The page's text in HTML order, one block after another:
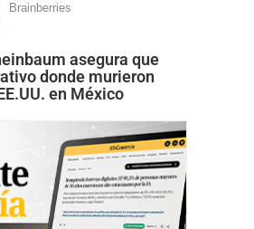
asegura que
donde murieron
en México